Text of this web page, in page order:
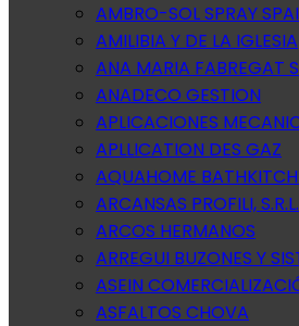
AMBRO-SOL SPRAY
AMILIBIA Y DE LA IGLESIA
ANA MARIA FABREGAT
ANADECO GESTION
APLICACIONES
APLLICATION DES GAZ
AQUAHOME
ARCANSAS PROFILI, S.R.L.
ARCOS HERMANOS
ARREGUI BUZONES Y
ASEIN
ASFALTOS CHOVA